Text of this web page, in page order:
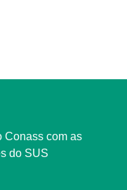
do SUS